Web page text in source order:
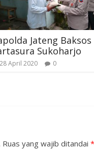
Jateng Baksos
Sukoharjo
28 April 2020 0
Ruas yang wajib ditandai *